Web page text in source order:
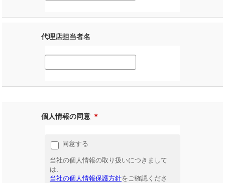
代理店担当者名
個人情報の同意 ＊
同意する
当社の個人情報の取り扱いにつきまして
は、
当社の個人情報保護方針をご確認くださ